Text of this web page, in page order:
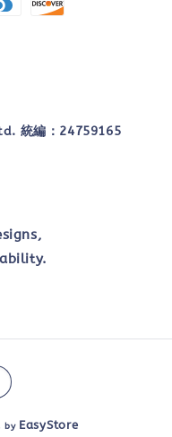
統編：24759165
by EasyStore